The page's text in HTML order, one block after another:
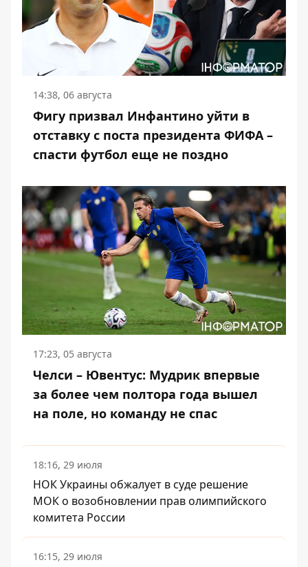
14:38, 06 августа
Фигу призвал Инфантино уйти в
отставку с поста президента ФИФА –
спасти футбол еще не поздно
17:23, 05 августа
Челси – Ювентус: Мудрик впервые
за более чем полтора года вышел
на поле, но команду не спас
18:16, 29 июля
НОК Украины обжалует в суде решение
МОК о возобновлении прав олимпийского
комитета России
16:15, 29 июля